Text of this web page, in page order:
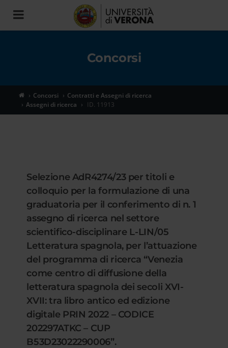
Toggle
navigation
Concorsi
Concorsi
Contratti e Assegni di ricerca
Assegni di ricerca
ID. 11913
Selezione AdR4274/23 per titoli e
colloquio per la formulazione di una
graduatoria per il conferimento di n. 1
assegno di ricerca nel settore
scientifico-disciplinare L-LIN/05
Letteratura spagnola, per l’attuazione
del programma di ricerca “Venezia
come centro di diffusione della
letteratura spagnola dei secoli XVI-
XVII: tra libro antico ed edizione
digitale PRIN 2022 – CODICE
202297ATKC – CUP
B53D23022290006”.